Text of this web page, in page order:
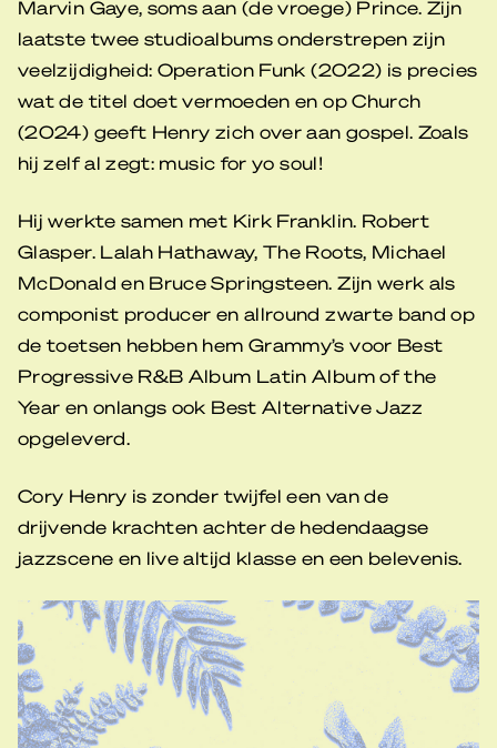
Marvin Gaye, soms aan (de vroege) Prince. Zijn
laatste twee studioalbums onderstrepen zijn
veelzijdigheid: Operation Funk (2022) is precies
wat de titel doet vermoeden en op Church
(2024) geeft Henry zich over aan gospel. Zoals
hij zelf al zegt: music for yo soul!
Hij werkte samen met Kirk Franklin. Robert
Glasper. Lalah Hathaway, The Roots, Michael
McDonald en Bruce Springsteen. Zijn werk als
componist producer en allround zwarte band op
de toetsen hebben hem Grammy’s voor Best
Progressive R&B Album Latin Album of the
Year en onlangs ook Best Alternative Jazz
opgeleverd.
Cory Henry is zonder twijfel een van de
drijvende krachten achter de hedendaagse
jazzscene en live altijd klasse en een belevenis.